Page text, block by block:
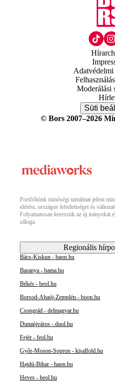
Adatvédelmi
Moderálási
Süti
© Bors 2007–2026
Portfóliónk minőségi tartalmat jelent
elérést, országos lefedettséget és
Folyamatosan keressük az új irányokat
záloga.
Regionális
Bács-Kiskun - baon.hu
Baranya - bama.hu
Békés - beol.hu
Borsod-Abaúj-Zemplén - boon.hu
Csongrád - delmagyar.hu
Dunaújváros - duol.hu
Fejér - feol.hu
Győr-Moson-Sopron - kisalfold.hu
Hajdú-Bihar - haon.hu
Heves - heol.hu